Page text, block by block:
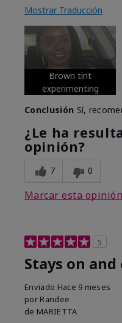
Mostrar Traducción
Brown tint
experimenting
Conclusión Sí,
¿Le ha
opinión?
7 0
Marcar esta opinión
5
Stays on
Enviado Hace 9 meses
por Randee
de MARIETTA